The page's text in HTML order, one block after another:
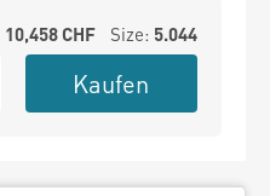
10,458CHFSize: 5.044
Kaufen